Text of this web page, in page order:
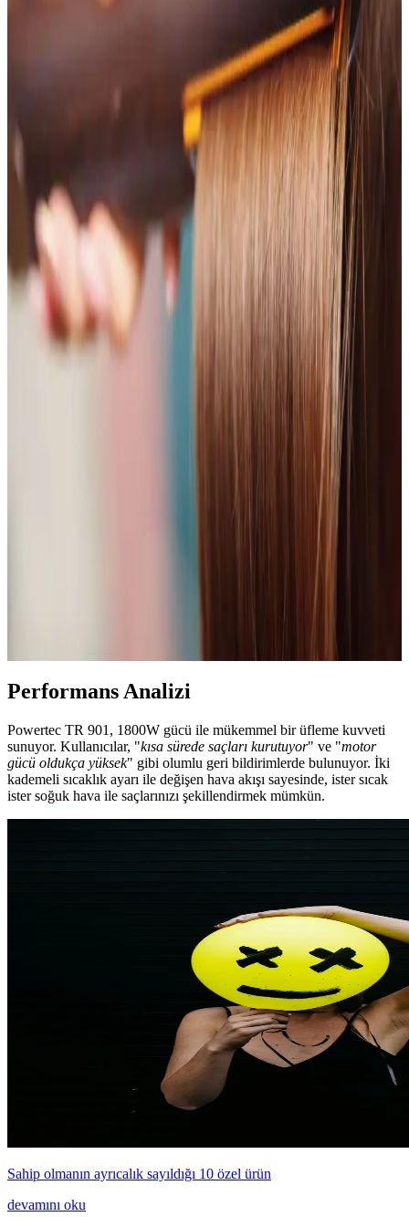
Philips BHD350/10 Thermoprotect saçı hızlı kurutur ve iyonik
teknolojiyle statik elektriklenmeyi azaltır. Üç ısı ve üç hız ayarı,
soğuk hava modu, difüzör ve dar başlıkla çok yönlü kullanım sağlar;
Johnson ve Ventoso Markalarıyla Profesyonel Saç
Kurutma Ekipmanlarının Özellikleri ve Kullanım
Profesyonel saç kurutma ekipmanları, kuaförler ve bireysel
kullanıcılar için hızlı ve sağlıklı saç kurutma sağlar. Johnson ve
Ventoso'nun teknolojik özellikleri ve avantajlarıyla saç bakımında
fark yaratın.
Mole M1 7’si 1 Arada Saç Şekillendirici ile Sinbo
SHD-1729 Karşılaştırması: Sonuçlar
Bu karşılaştırma Mole M1 7’si 1 Arada Saç Şekillendirici ile Sinbo
SHD-1729 arasındaki teknik özellik ve kullanıcı deneyimini özetler.
7 başlıklı set, hızlı ısınma, titanyum plakalar ve iyonik teknoloji gibi
Profesyonel 3500 Watt Güçte Saç Kurutma
Makineleri: Yüksek Performans ve Güçle Hızlı
3500 watt gücündeki profesyonel saç kurutma makineleri, hızlı ve
etkili kurutma sağlar, saç sağlığını koruyan özellikleri ve çeşitli ayar
seçenekleriyle profesyonel ve kişisel kullanım için ideal.
Isı Hasarının Saç Üzerindeki Etkileri ve Güvenli Saç
Kurutma Sıcaklıkları Hakkında Bilimsel İnceleme
bağlı değişkenler bilimsel araştırmalarla incelenmiştir. Isı koruyucu
Performans Analizi
Powertec TR 901, 1800W gücü ile mükemmel bir üfleme kuvveti
sunuyor. Kullanıcılar, "kısa sürede saçları kurutuyor" ve "motor
gücü oldukça yüksek" gibi olumlu geri bildirimlerde bulunuyor. İki
kademeli sıcaklık ayarı ile değişen hava akışı sayesinde, ister sıcak
ister soğuk hava ile saçlarınızı şekillendirmek mümkün.
Sahip olmanın ayrıcalık sayıldığı 10 özel ürün
devamını oku